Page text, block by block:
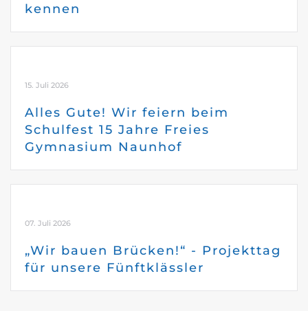
kennen
15. Juli 2026
Alles Gute! Wir feiern beim
Schulfest 15 Jahre Freies
Gymnasium Naunhof
07. Juli 2026
„Wir bauen Brücken!“ - Projekttag
für unsere Fünftklässler